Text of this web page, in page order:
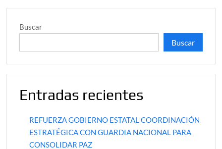
Buscar
Buscar
Entradas recientes
REFUERZA GOBIERNO ESTATAL COORDINACIÓN
ESTRATÉGICA CON GUARDIA NACIONAL PARA
CONSOLIDAR PAZ